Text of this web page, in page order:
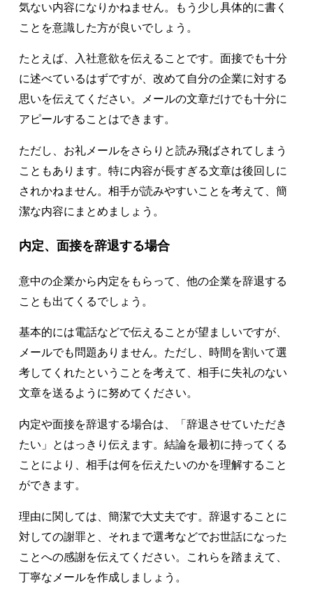
気ない内容になりかねません。もう少し具体的に書く
ことを意識した方が良いでしょう。
たとえば、入社意欲を伝えることです。面接でも十分
に述べているはずですが、改めて自分の企業に対する
思いを伝えてください。メールの文章だけでも十分に
アピールすることはできます。
ただし、お礼メールをさらりと読み飛ばされてしまう
こともあります。特に内容が長すぎる文章は後回しに
されかねません。相手が読みやすいことを考えて、簡
潔な内容にまとめましょう。
内定、面接を辞退する場合
意中の企業から内定をもらって、他の企業を辞退する
ことも出てくるでしょう。
基本的には電話などで伝えることが望ましいですが、
メールでも問題ありません。ただし、時間を割いて選
考してくれたということを考えて、相手に失礼のない
文章を送るように努めてください。
内定や面接を辞退する場合は、「辞退させていただき
たい」とはっきり伝えます。結論を最初に持ってくる
ことにより、相手は何を伝えたいのかを理解すること
ができます。
理由に関しては、簡潔で大丈夫です。辞退することに
対しての謝罪と、それまで選考などでお世話になった
ことへの感謝を伝えてください。これらを踏まえて、
丁寧なメールを作成しましょう。